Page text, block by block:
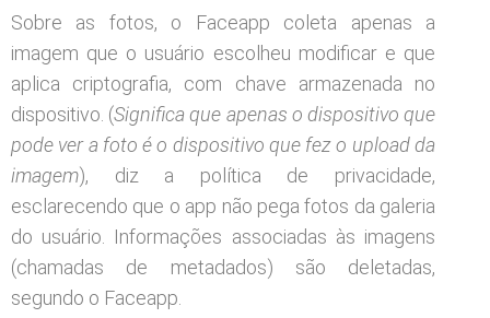
Sobre as fotos, o Faceapp coleta apenas a
imagem que o usuário escolheu modificar e que
aplica criptografia, com chave armazenada no
dispositivo. (Significa que apenas o dispositivo que
pode ver a foto é o dispositivo que fez o upload da
imagem), diz a política de privacidade,
esclarecendo que o app não pega fotos da galeria
do usuário. Informações associadas às imagens
(chamadas de metadados) são deletadas,
segundo o Faceapp.